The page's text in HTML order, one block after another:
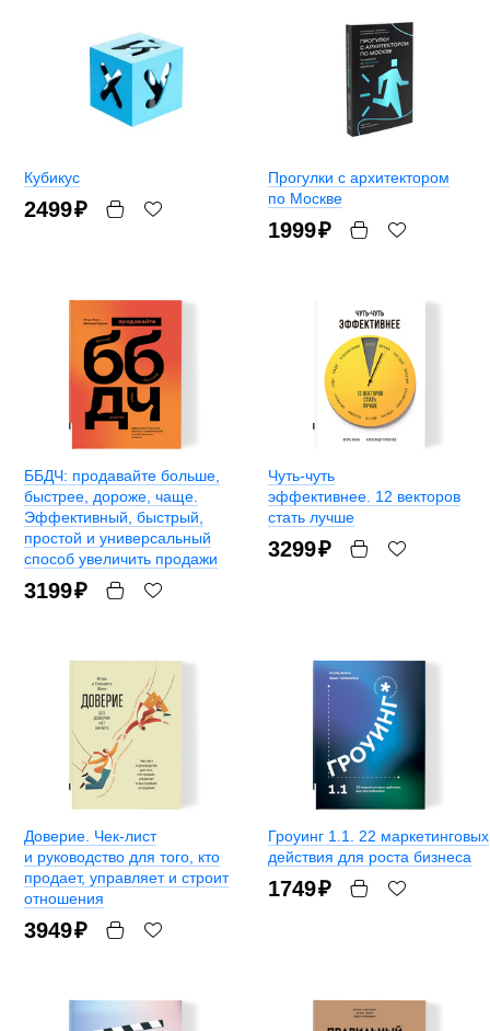
Кубикус
2499₽
Прогулки с архитектором
по Москве
1999₽
ББДЧ: продавайте больше,
быстрее, дороже, чаще.
Эффективный, быстрый,
простой и универсальный
способ увеличить продажи
3199₽
Чуть-чуть
эффективнее. 12 векторов
стать лучше
3299₽
Доверие. Чек-лист
и руководство для того, кто
продает, управляет и строит
отношения
3949₽
Гроуинг 1.1. 22 маркетинговых
действия для роста бизнеса
1749₽